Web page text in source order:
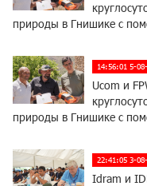
природы в Гнишике с
14:56:01 5-
Ucom и
природы в Гнишике с
22:41:05 3-
Idram и